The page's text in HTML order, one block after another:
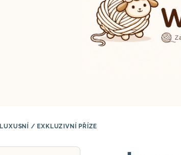
LUXUSNÍ / EXKLUZIVNÍ PŘÍZE